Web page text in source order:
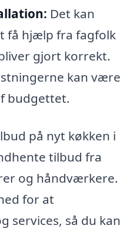
Det kan
få hjælp fra fagfolk
gjort korrekt.
kan være
budgettet.
på nyt køkken i
tilbud fra
og håndværkere.
for at
services, så du kan